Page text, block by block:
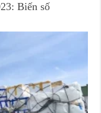
Biến số